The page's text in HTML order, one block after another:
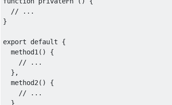
// ...
}
export default
{
  method1
()
{
// ...
},
  method2
()
{
// ...
}